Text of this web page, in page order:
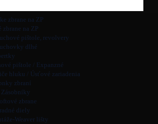
zbrane na ZP
zbrane na ZP
pištole, revolvery
dlhé
pištole / Expanzné
hluku / Úsťové zariadenia
zbraní
Zásobníky
zbrane
diely
Weaver lišty